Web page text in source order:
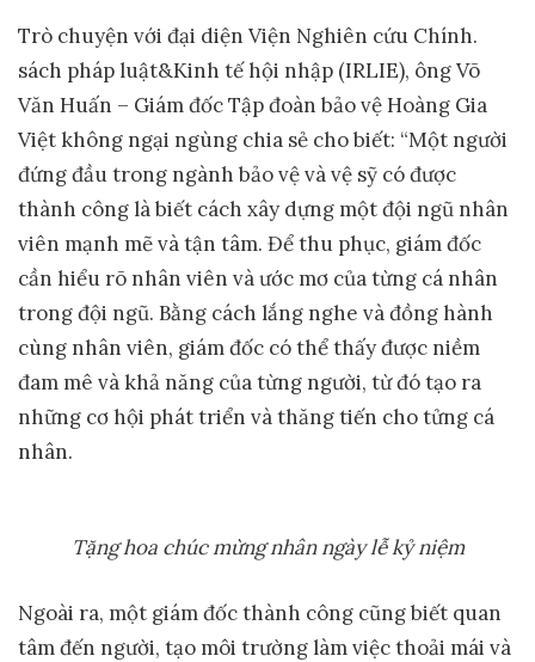
Trò chuyện với đại diện Viện Nghiên cứu Chính.
sách pháp luật&Kinh tế hội nhập (IRLIE), ông Võ
Văn Huấn – Giám đốc Tập đoàn bảo vệ Hoàng Gia
Việt không ngại ngùng chia sẻ cho biết: “Một người
đứng đầu trong ngành bảo vệ và vệ sỹ có được
thành công là biết cách xây dựng một đội ngũ nhân
viên mạnh mẽ và tận tâm. Để thu phục, giám đốc
cần hiểu rõ nhân viên và ước mơ của từng cá nhân
trong đội ngũ. Bằng cách lắng nghe và đồng hành
cùng nhân viên, giám đốc có thể thấy được niềm
đam mê và khả năng của từng người, từ đó tạo ra
những cơ hội phát triển và thăng tiến cho tửng cá
nhân.
Tặng hoa chúc mừng nhân ngày lễ kỷ niệm
Ngoài ra, một giám đốc thành công cũng biết quan
tâm đến người, tạo môi trường làm việc thoải mái và